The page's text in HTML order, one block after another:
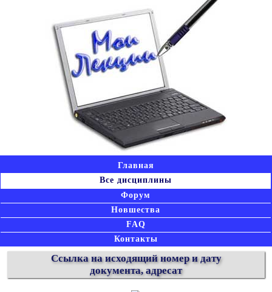
Главная
Все дисциплины
Форум
Новшества
FAQ
Контакты
Ссылка на исходящий номер и дату
документа, адресат